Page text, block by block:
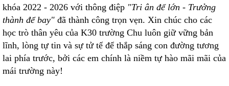
khóa 2022 - 2026 với thông điệp "Tri ân để lớn - Trưởng
thành để bay" đã thành công trọn vẹn. Xin chúc cho các
học trò thân yêu của K30 trường Chu luôn giữ vững bản
lĩnh, lòng tự tin và sự tử tế để thắp sáng con đường tương
lai phía trước, bởi các em chính là niềm tự hào mãi mãi của
mái trường này!